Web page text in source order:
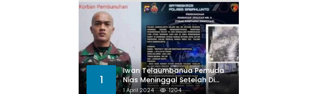
1
Iwan Telaumbanua Pemuda
Nias Meninggal Setelah Di
Habisi Oknum TNI AL
1 April 2024 1204